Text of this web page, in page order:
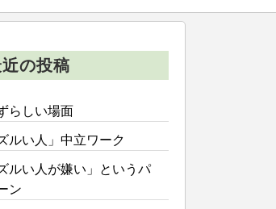
の投稿
らしい場面
ズルい人」中立ワーク
ズルい人が嫌い」というパ
ン